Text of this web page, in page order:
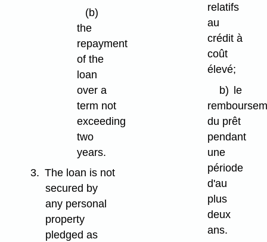
(b)
the
repayment
of the
loan
over a
term not
exceeding
two
years.
3. The loan is not
secured by
any personal
property
pledged as
relatifs
au
crédit à
coût
élevé;
b) le
du prêt
pendant
une
période
d'au
plus
deux
ans.